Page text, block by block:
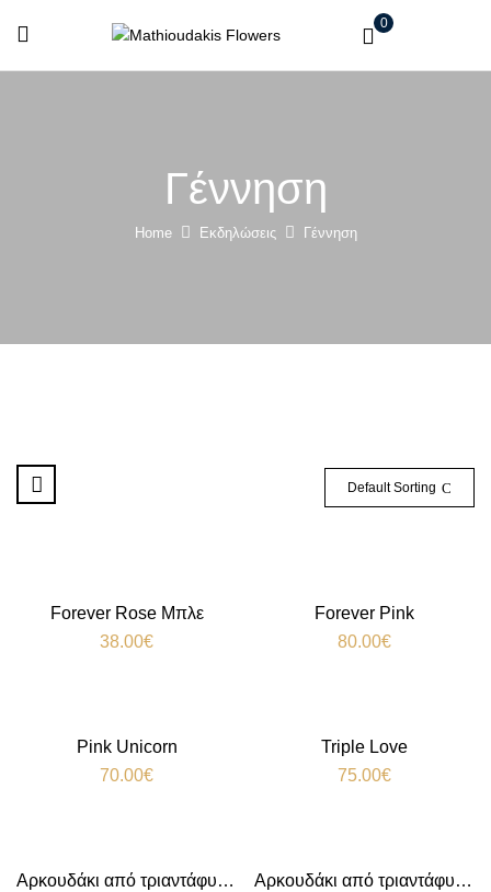
0
Γέννηση
Home Εκδηλώσεις Γέννηση
Default Sorting
Forever Rose Μπλε
38.00€
Forever Pink
80.00€
Pink Unicorn
70.00€
Triple Love
75.00€
Αρκουδάκι από τριαντάφυλλα Red
Αρκουδάκι από τριαντάφυλλα White